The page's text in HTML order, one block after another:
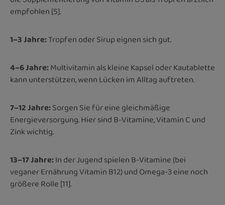
empfohlen [5].
1–3 Jahre:Tropfen oder Sirup eignen sich gut.
4–6 Jahre:Multivitamin als kleine Kapsel oder Kautablette
kann unterstützen, wenn Lücken im Alltag auftreten.
7–12 Jahre:Sorgen Sie für eine gleichmäßige
Energieversorgung. Hier sind B-Vitamine, Vitamin C und
Zink wichtig.
13–17 Jahre:In der Jugend spielen B-Vitamine (bei
veganer Ernährung Vitamin B12) und Omega-3 eine noch
größere Rolle [11].